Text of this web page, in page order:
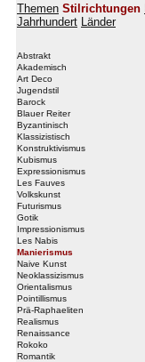
Themen Stilrichtungen
Jahrhundert Länder
Abstrakt
Akademisch
Art Deco
Jugendstil
Barock
Blauer Reiter
Byzantinisch
Klassizistisch
Konstruktivismus
Kubismus
Expressionismus
Les Fauves
Volkskunst
Futurismus
Gotik
Impressionismus
Les Nabis
Manierismus
Naive Kunst
Neoklassizismus
Orientalismus
Pointillismus
Prä-Raphaeliten
Realismus
Renaissance
Rokoko
Romantik